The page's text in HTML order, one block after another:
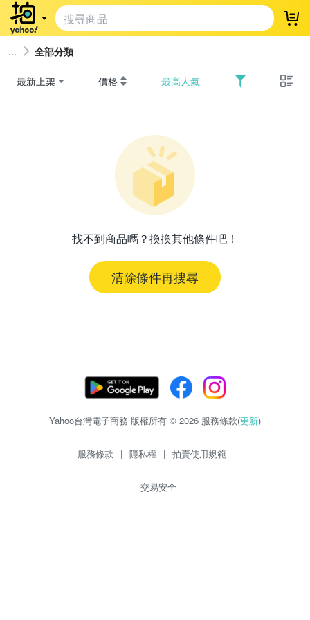
登
全部分類
最新上架 價格 最高人氣
找不到商品嗎？換換其他條件吧！
清除條件再搜尋
Yahoo台灣電子商務 版權所有 © 2026 服務條款(更新)
服務條款 | 隱私權 | 拍賣使用規範
交易安全